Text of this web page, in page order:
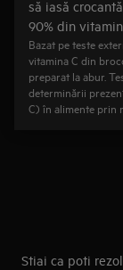
să iasă
90% din
Bazat pe teste
vitamina C din
preparat la abur.
determinării
C) în alimente prin
Stiai ca poti